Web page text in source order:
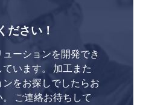
ださい！
ーションを開発でき
います。 加工また
をお探しでしたらお
ご連絡お待ちして